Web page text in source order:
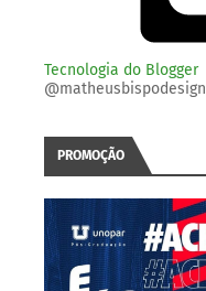
Tecnologia do Blogger
@matheusbispodesign
PROMOÇÃO